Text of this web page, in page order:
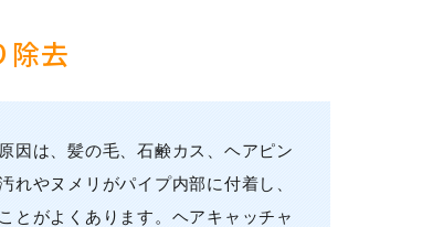
除去
因は、髪の毛、石鹸カス、ヘアピン
れやヌメリがパイプ内部に付着し、
とがよくあります。ヘアキャッチャ